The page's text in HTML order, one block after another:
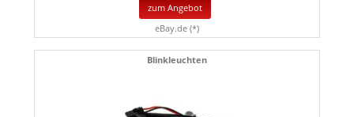
zum Angebot
eBay.de (*)
Blinkleuchten